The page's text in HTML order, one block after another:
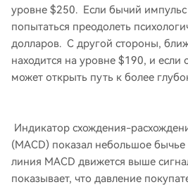
уровне $250. Если бычий импульс
попытаться преодолеть
долларов. С другой стороны,
находится на уровне $190, и если
может открыть путь к более
Индикатор схождения-
(MACD) показал небольшое
линия MACD движется выше
показывает, что давление